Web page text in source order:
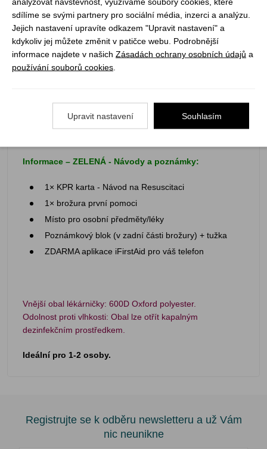
Resuscitační rouška na jedno použití
1 pár rukavic
Čistící ubrousek
2× Spínací špendlíky
1× Jehlové nástroje na třísky (5 ks v balení)
Informace – ZELENÁ - Návody a poznámky:
1× KPR karta - Návod na Resuscitaci
1× brožura první pomoci
Místo pro osobní předměty/léky
Poznámkový blok (v zadní části brožury) + tužka
ZDARMA aplikace iFirstAid pro váš telefon
Vnější obal lékárničky: 600D Oxford polyester.
Odolnost proti vlhkosti: Obal lze otřít kapalným
dezinfekčním prostředkem.
Ideální pro 1-2 osoby.
Registrujte se k odběru newsletteru a už Vám
nic neunikne
sdílíme se svými partnery pro sociální média, inzerci a analýzu.
Jejich nastavení upravíte odkazem "Upravit nastavení" a
kdykoliv jej můžete změnit v patičce webu. Podrobnější
informace najdete v našich Zásadách ochrany osobních údajů a
používání souborů cookies
Upravit nastavení Souhlasím